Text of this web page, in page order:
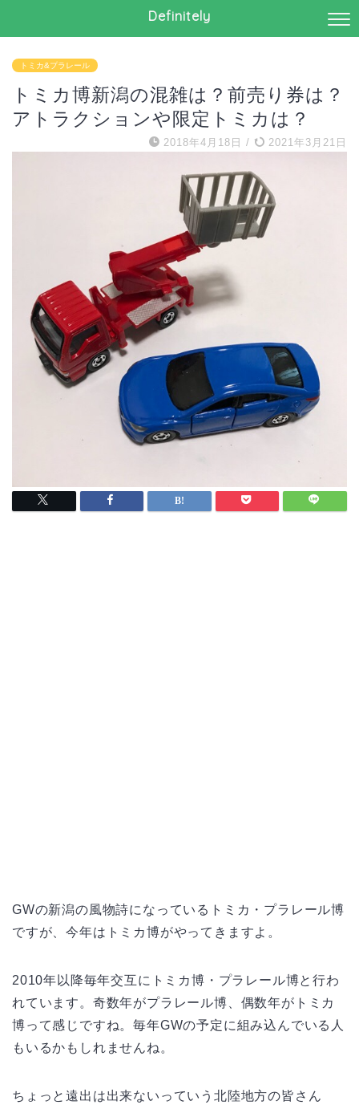
Definitely
トミカ&プラレール
トミカ博新潟の混雑は？前売り券は？
アトラクションや限定トミカは？
2018年4月18日 / 2021年3月21日
GWの新潟の風物詩になっているトミカ・プラレール博
ですが、今年はトミカ博がやってきますよ。
2010年以降毎年交互にトミカ博・プラレール博と行わ
れています。奇数年がプラレール博、偶数年がトミカ
博って感じですね。毎年GWの予定に組み込んでいる人
もいるかもしれませんね。
ちょっと遠出は出来ないっていう北陸地方の皆さん